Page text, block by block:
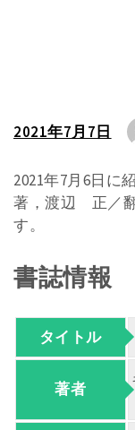
2021年7月7日
2021年7月6日に
著，渡辺 正／
す。
書誌情報
タイトル
著者